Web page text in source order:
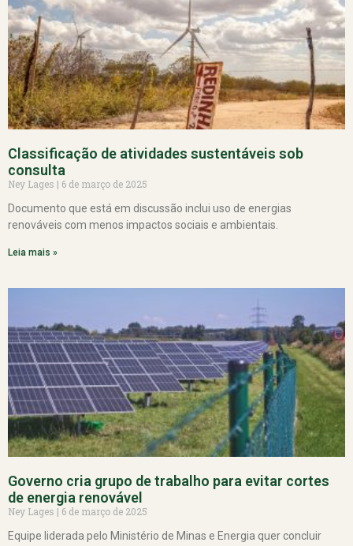
Classificação de atividades sustentáveis sob
consulta
Ney Lages
6 de março de 2025
Documento que está em discussão inclui uso de energias
renováveis com menos impactos sociais e ambientais.
Leia mais »
Governo cria grupo de trabalho para evitar cortes
de energia renovável
Ney Lages
6 de março de 2025
Equipe liderada pelo Ministério de Minas e Energia quer concluir